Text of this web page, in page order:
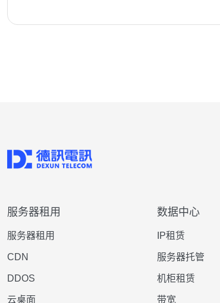
服务器租用
服务器租用
CDN
DDOS
云桌面
数据中心
IP租赁
服务器托管
机柜租赁
带宽